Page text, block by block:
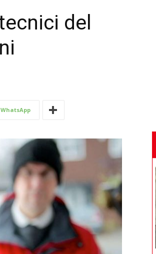
Voce
Mantova
del
WhatsApp